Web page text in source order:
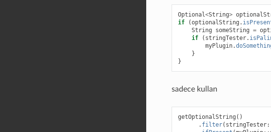
Optional<String>
if
(optionalString .
String
someString =
if
( stringTester.
myPlugin.
}
}
sadece kullan
getOptionalString ()
. filter( stringTester